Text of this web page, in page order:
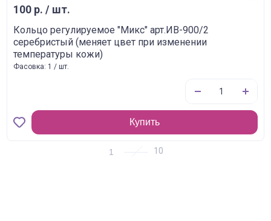
100 р. / шт.
Кольцо регулируемое "Микс" арт.ИВ-900/2
серебристый (меняет цвет при изменении
температуры кожи)
Фасовка: 1 / шт.
Купить
1